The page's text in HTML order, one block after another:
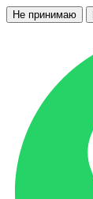
Не принимаю